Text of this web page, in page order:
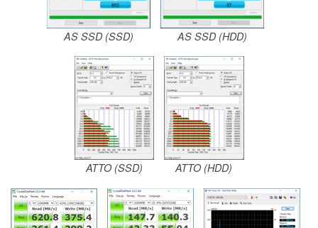
AS SSD (SSD) AS SSD (HDD)
ATTO (SSD) ATTO (HDD)